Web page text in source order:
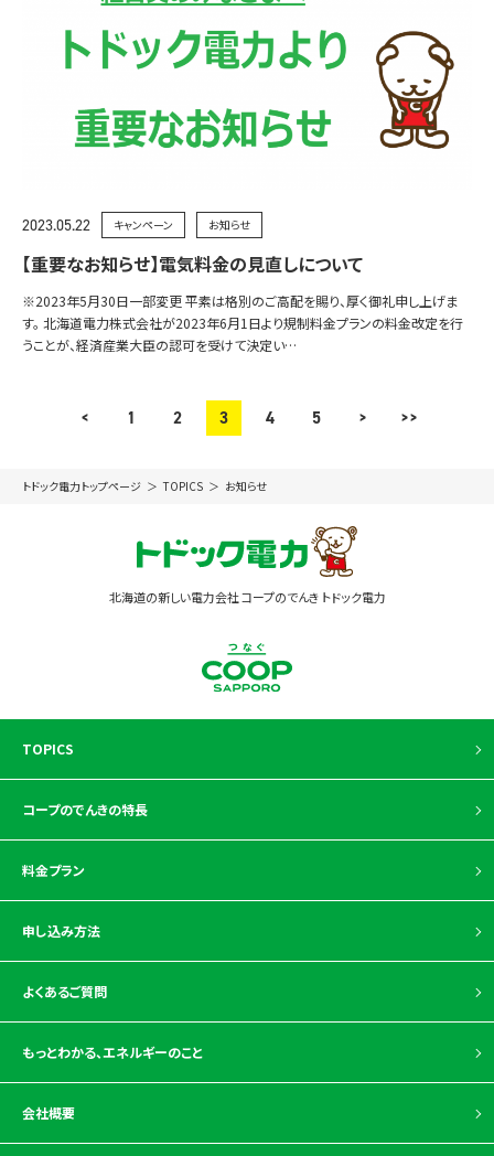
2023.05.22 キャンペーン お知らせ
【重要なお知らせ】電気料金の見直しについて
※2023年5月30日一部変更 平素は格別のご高配を賜り、厚く御礼申し上げま
す。 北海道電力株式会社が2023年6月1日より規制料金プランの料金改定を行
うことが、経済産業大臣の認可を受けて決定い…
< 1 2 3 4 5 > >>
トドック電力トップページ TOPICS お知らせ
北海道の新しい電力会社 コープのでんき トドック電力
TOPICS
コープのでんきの特長
料金プラン
申し込み方法
よくあるご質問
もっとわかる、エネルギーのこと
会社概要